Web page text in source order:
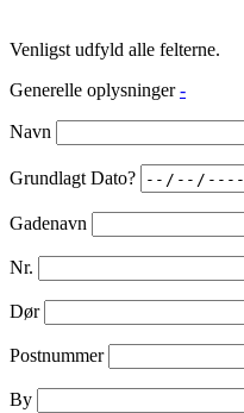
Venligst udfyld alle felterne.
Generelle oplysninger -
Navn
Grundlagt Dato?
Gadenavn
Nr.
Dør
Postnummer
By